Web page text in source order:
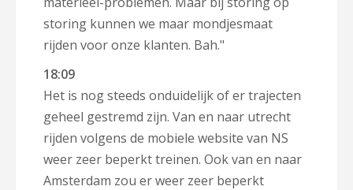
storing kunnen we maar mondjesmaat
rijden voor onze klanten. Bah."
18:09
Het is nog steeds onduidelijk of er trajecten
geheel gestremd zijn. Van en naar utrecht
rijden volgens de mobiele website van NS
weer zeer beperkt treinen. Ook van en naar
Amsterdam zou er weer zeer beperkt